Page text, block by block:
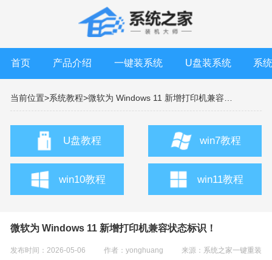
首页 产品介绍 一键装系统 U盘装系统 系
当前位置>系统教程>
U盘教程 win7教程
win10教程 win11教程
微软为 Windows 11 新增打印机兼容状态标识！
发布时间：2026-05-06 作者：yonghuang 来源： 系统之家一键重装